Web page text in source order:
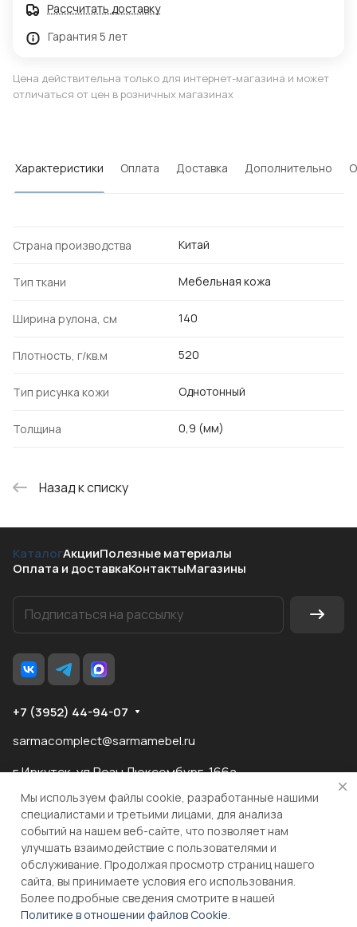
Рассчитать доставку
Гарантия 5 лет
Цена действительна только для интернет-магазина и может
отличаться от цен в розничных магазинах
Характеристики Оплата Доставка Дополнительно
Страна производства Китай
Тип ткани Мебельная кожа
Ширина рулона, см 140
Плотность, г/кв.м 520
Тип рисунка кожи Однотонный
Толщина 0,9 (мм)
Назад к списку
КаталогАкцииПолезные материалы
Оплата и доставкаКонтактыМагазины
+7 (3952) 44-94-07
sarmacomplect@sarmamebel.ru
г.Иркутск, ул.Розы Люксембург, 166а
разработка
и продвижение сайта
© 2026 ООО "МКС" ИНН 3810055324 ОГРН 1083810004860
Мы используем файлы cookie, разработанные нашими
специалистами и третьими лицами, для анализа
событий на нашем веб-сайте, что позволяет нам
улучшать взаимодействие с пользователями и
обслуживание. Продолжая просмотр страниц нашего
сайта, вы принимаете условия его использования.
Более подробные сведения смотрите в нашей
Политике в отношении файлов Cookie.